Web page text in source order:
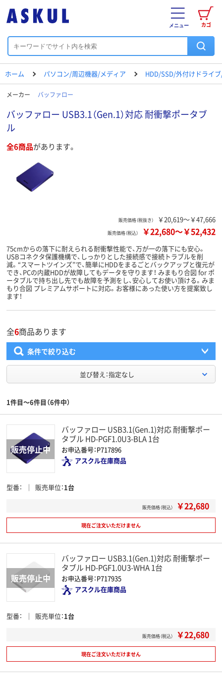
カゴ
メニュー
ホーム パソコン/周辺機器/メディア HDD/SSD/外付けドライ
メーカー バッファロー
バッファロー USB3.1（Gen.1）対応 耐衝撃ポータブ
ル
全6商品があります。
販売価格（税抜き） ￥20,619～￥47,666
販売価格（税込） ￥22,680～￥52,432
75cmからの落下に耐えられる耐衝撃性能で、万が一の落下にも安心。
USBコネクタ保護機構で、しっかりとした接続感で接続トラブルを削
減。“スマートツインズ”で、簡単にHDDをまるごとバックアップと復元が
でき、PCの内蔵HDDが故障してもデータを守ります！ みまもり合図 for ポ
ータブルで持ち出し先でも故障を予測をし、安心してお使い頂ける。みま
もり合図 プレミアムサポートに対応。お客様にあった使い方を提案致し
ます！
全6商品あります
条件で絞り込む
並び替え：指定なし
1件目～6件目（6件中）
バッファロー USB3.1(Gen.1)対応 耐衝撃ポー
タブル HD-PGF1.0U3-BLA 1台
お申込番号：P717896
アスクル在庫商品
型番 販売単位 1台
販売価格（税込） ￥22,680
現在ご注文いただけません
バッファロー USB3.1(Gen.1)対応 耐衝撃ポー
タブル HD-PGF1.0U3-WHA 1台
お申込番号：P717935
アスクル在庫商品
型番 販売単位 1台
販売価格（税込） ￥22,680
現在ご注文いただけません